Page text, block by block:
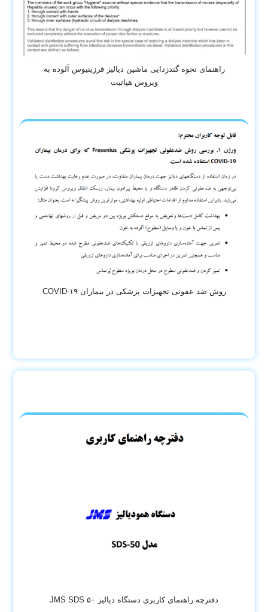
راهنمای نحوه گندزدایی ماشین دیالیز فرزینیوس آلوده به
ویروس هپاتیت
روش ضد عفونی تجهیزات پزشکی در بیماران COVID-۱۹
دفترچه راهنمای کاربری دستگاه دیالیز JMS SDS ۵۰